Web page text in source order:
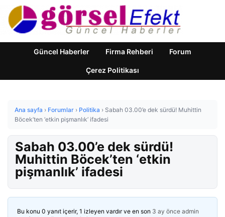
Güncel Haberler Firma Rehberi Forum
Çerez Politikası
Ana sayfa › Forumlar › Politika › Sabah 03.00’e dek sürdü! Muhittin
Böcek’ten ‘etkin pişmanlık’ ifadesi
Sabah 03.00’e dek sürdü!
Muhittin Böcek’ten ‘etkin
pişmanlık’ ifadesi
Bu konu 0 yanıt içerir, 1 izleyen vardır ve en son 3 ay önce admin